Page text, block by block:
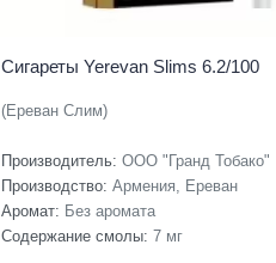
Сигареты Yerevan Slims 6.2/100
(Ереван Слим)
Производитель: ООО "Гранд Тобако"
Производство: Армения, Ереван
Аромат: Без аромата
Содержание смолы: 7 мг